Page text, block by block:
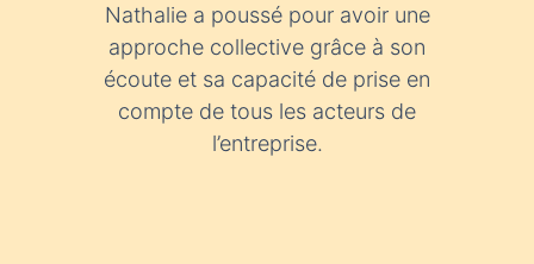
Nathalie a poussé pour avoir une
approche collective grâce à son
écoute et sa capacité de prise en
compte de tous les acteurs de
l’entreprise.